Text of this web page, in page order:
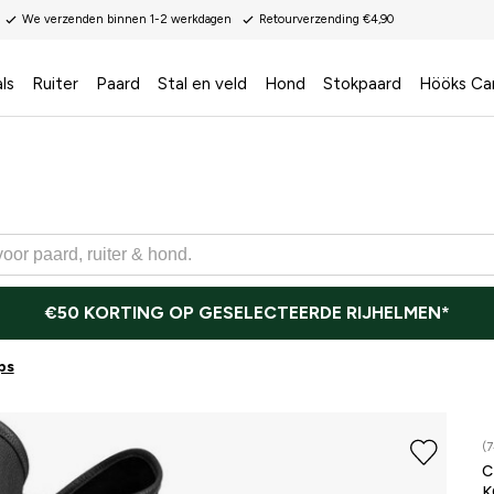
We verzenden binnen 1-2 werkdagen Retourverzending €4,90
Ruiter Paard Stal en veld Hond Stokpaard Hööks
€50 KORTING OP GESELECTEERDE RIJHELMEN*